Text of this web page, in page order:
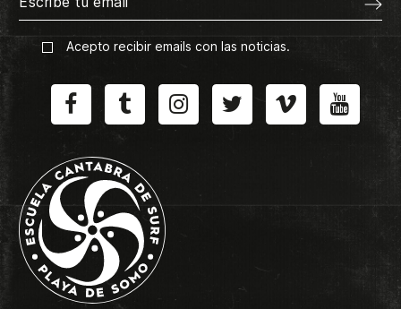
Acepto recibir emails con las noticias.